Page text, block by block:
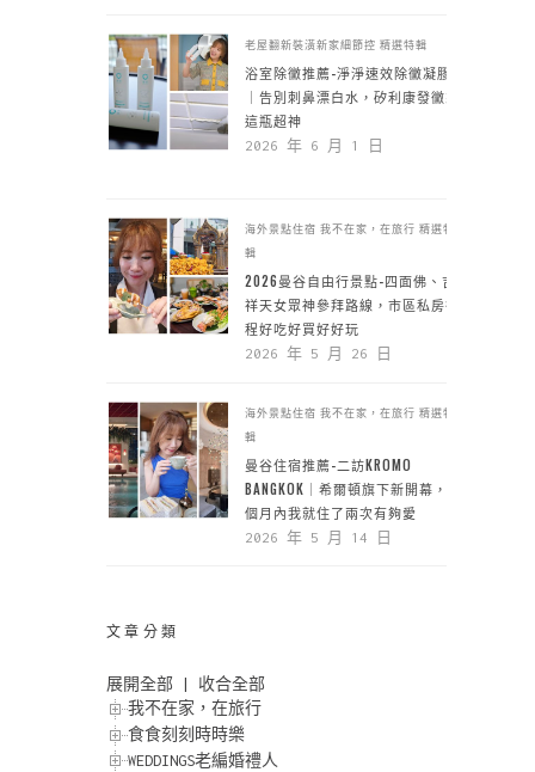
老屋翻新裝潢新家細節控 精選特輯
浴室除黴推薦-淨淨速效除黴凝膠
｜告別刺鼻漂白水，矽利康發黴靠
這瓶超神
2026 年 6 月 1 日
海外景點住宿 我不在家，在旅行 精選特
輯
2026曼谷自由行景點-四面佛、吉
祥天女眾神參拜路線，市區私房行
程好吃好買好好玩
2026 年 5 月 26 日
海外景點住宿 我不在家，在旅行 精選特
輯
曼谷住宿推薦-二訪KROMO
BANGKOK｜希爾頓旗下新開幕，一
個月內我就住了兩次有夠愛
2026 年 5 月 14 日
文章分類
展開全部
收合全部
我不在家，在旅行
食食刻刻時時樂
WEDDINGS老編婚禮人